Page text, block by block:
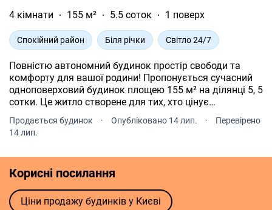
4 кімнати
155 м² 5.5 соток 1 поверх
Спокійний район Біля річки Світло 24/7
Повністю автономний будинок простір свободи та
комфорту для вашої родини! Пропонується сучасний
одноповерховий будинок площею 155 м² на ділянці 5, 5
сотки. Це житло створене для тих, хто цінує
незалежність, безпеку та якість життя. Будинок має
дві лінії електрики по 15 кВт, що є великою перевагою
для району. Додатково встановлено інвертор на 6 кВт,
рівень комфорту. Для вашої безпеки
відеоспостереження та охоронна сигналізація. Для
зручності парковка з навісом на два авто та
Продається будинок · Опубліковано 14 лип. ·
Перевірено
14 лип.
Корисні посилання
Ціни продажу будинків у Києві